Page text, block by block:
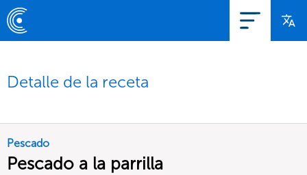
Detalle de la receta
Pescado
Pescado a la parrilla